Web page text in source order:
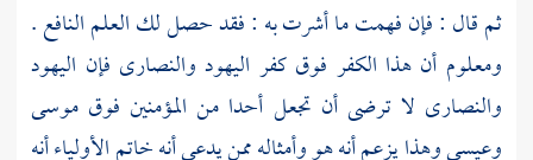
ثم قال : فإن فهمت ما أشرت به : فقد حصل لك العلم النافع .
ومعلوم أن هذا الكفر فوق كفر اليهود والنصارى فإن اليهود
والنصارى لا ترضى أن تجعل أحدا من المؤمنين فوق موسى
وعيسىوهذا يزعم أنه هو وأمثاله ممن يدعي أنه خاتم الأولياء أنه